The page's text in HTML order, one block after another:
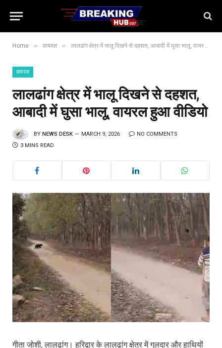
Home » वायरल » लालढांग क्षेत्र में भालू दिखने से दहशत, आबादी में घुसा भालू, वायरल हुआ वीडियो
वायरल
लालढांग क्षेत्र में भालू दिखने से दहशत,
आबादी में घुसा भालू, वायरल हुआ वीडियो
BY NEWS DESK MARCH 9, 2026
NO COMMENTS
3 MINS READ
गीता जोशी, लालढांग। हरिद्वार के लालढांग क्षेत्र में गुलदार और हाथियों